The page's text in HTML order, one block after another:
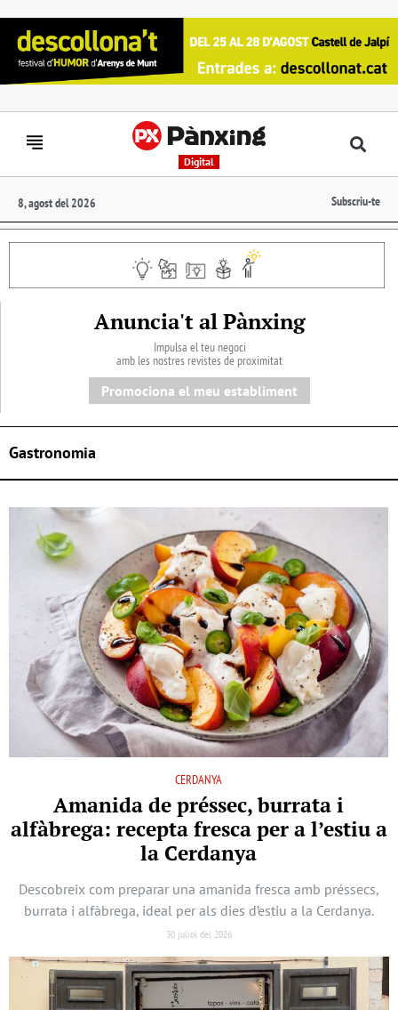
Digital
8, agost del 2026 Subscriu-te
Anuncia't al Pànxing
Impulsa el teu negoci
amb les nostres revistes de proximitat
Promociona el meu establiment
Gastronomia
CERDANYA
Amanida de préssec, burrata i
alfàbrega: recepta fresca per a l’estiu a
la Cerdanya
Descobreix com preparar una amanida fresca amb préssecs,
burrata i alfàbrega, ideal per als dies d’estiu a la Cerdanya.
30 juliol del 2026